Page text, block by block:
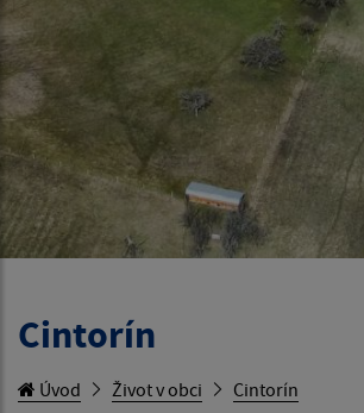
Cintorín
Úvod Život v obci Cintorín